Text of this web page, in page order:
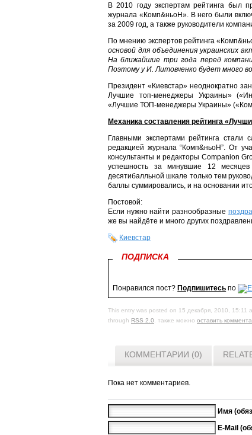
В 2010 году экспертам рейтинга был
журнала «Комп&ньоН». В него были
за 2009 год, а также руководители
По мнению экспертов рейтинга
основой для объединения украинских
На ближайшие три года перед
Поэтому у И. Литовченко будет много
Президент «Киевстар» неоднократно
Лучшие топ-менеджеры Украины»
«Лучшие ТОП-менеджеры Украины»
Механика составления рейтинга
Главными экспертами рейтинга стали
редакцией журнала “Комп&ньоН”. От
консультанты и редакторы Companion
успешность за минувшие 12
десятибалльной шкале только тем
баллы суммировались, и на основании
Постовой:
Если нужно найти разнообразные
же вы найдёте и много других
Киевстар
ПОДПИСКА
Понравился пост? Подпишитесь по
This entry was posted on 15 декабря, 2010, 15:11
through RSS 2.0. также можно оставить
КОММЕНТАРИИ (0)
Пока нет комментариев.
Имя
E-Mail